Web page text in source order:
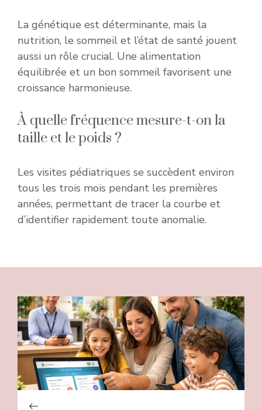
La génétique est déterminante, mais la
nutrition, le sommeil et l’état de santé jouent
aussi un rôle crucial. Une alimentation
équilibrée et un bon sommeil favorisent une
croissance harmonieuse.
À quelle fréquence mesure-t-on la
taille et le poids ?
Les visites pédiatriques se succèdent environ
tous les trois mois pendant les premières
années, permettant de tracer la courbe et
d’identifier rapidement toute anomalie.